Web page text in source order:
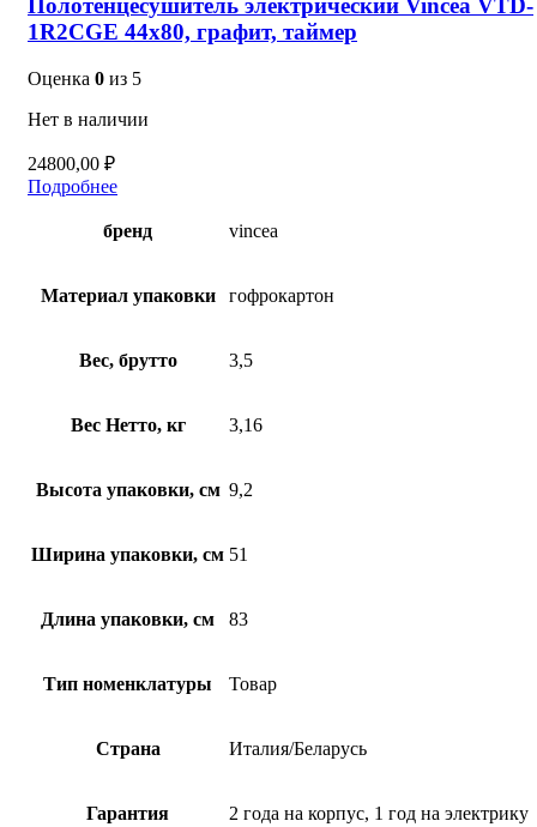
Полотенцесушитель электрический Vincea VTD-
1R2CGE 44х80, графит, таймер
Оценка 0 из 5
Нет в наличии
24800,00 ₽
Подробнее
бренд vincea
Материал упаковки гофрокартон
Вес, брутто 3,5
Вес Нетто, кг 3,16
Высота упаковки, см 9,2
Ширина упаковки, см 51
Длина упаковки, см 83
Тип номенклатуры Товар
Страна Италия/Беларусь
Гарантия 2 года на корпус, 1 год на электрику